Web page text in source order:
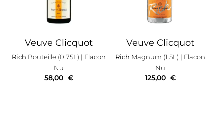
Veuve Clicquot
Rich Bouteille (0.75L) | Flacon
Nu
58,00 €
Veuve Clicquot
Rich Magnum (1.5L) | Flacon
Nu
125,00 €